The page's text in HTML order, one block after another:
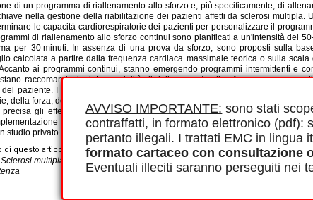
AVVISO IMPORTANTE: sono stati
contraffatti, in formato elettronico (pdf):
pertanto illegali. I trattati EMC in lingua
formato cartaceo con consultazione
Eventuali illeciti saranno perseguiti nei
di un programma di riallenamento allo sforzo e, più specificamente, di
nella gestione della riabilitazione dei pazienti affetti da sclerosi multipla.
le capacità cardiorespiratorie dei pazienti per personalizzare il
di riallenamento allo sforzo continui sono pianificati a un'intensità del
per 30 minuti. In assenza di una prova da sforzo, sono proposti sulla
calcolata a partire dalla frequenza cardiaca massimale teorica o sulla
ai programmi continui, stanno emergendo programmi intermittenti e
raccomandazioni. Le modalità di riallenamento allo sforzo sono
paziente. I benefici del riallenamento allo sforzo sono molteplici:
della forza, della deambulazione e della riduzione della fatica e miglioramento
precisa gli effetti del riallenamento allo sforzo e definisce le modalità di
nella gestione rieducativa dei pazienti affetti da sclerosi
studio privato.
di questo articolo è disponibile in PDF.
Sclerosi multipla, Decondizionamento allo sforzo, Riallenamento, Prova da